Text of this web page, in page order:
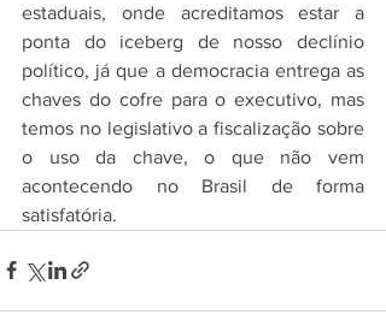
estaduais, onde acreditamos estar a
ponta do iceberg de nosso declínio
político, já que a democracia entrega as
chaves do cofre para o executivo, mas
temos no legislativo a fiscalização sobre
o uso da chave, o que não vem
acontecendo no Brasil de forma
satisfatória.